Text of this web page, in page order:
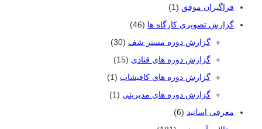
فراگیران موفق (1)
گزارش تصویری کارگاه ها (46)
گزارش دوره مستر شف (30)
گزارش دوره های قنادی (15)
گزارش دوره های کافیشاپ (1)
گزارش دوره های مدیریتی (1)
معرفی اساتید (6)